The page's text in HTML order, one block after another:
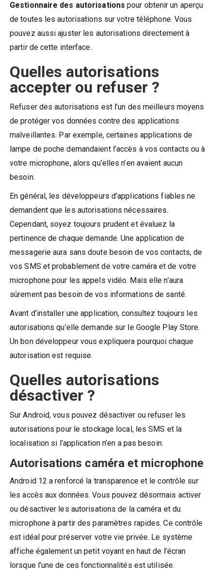
Gestionnaire des autorisations pour obtenir un aperçu
de toutes les autorisations sur votre téléphone. Vous
pouvez aussi ajuster les autorisations directement à
partir de cette interface.
Quelles autorisations
accepter ou refuser ?
Refuser des autorisations est l’un des meilleurs moyens
de protéger vos données contre des applications
malveillantes. Par exemple, certaines applications de
lampe de poche demandaient l’accès à vos contacts ou à
votre microphone, alors qu’elles n’en avaient aucun
besoin.
En général, les développeurs d’applications fiables ne
demandent que les autorisations nécessaires.
Cependant, soyez toujours prudent et évaluez la
pertinence de chaque demande. Une application de
messagerie aura sans doute besoin de vos contacts, de
vos SMS et probablement de votre caméra et de votre
microphone pour les appels vidéo. Mais elle n’aura
sûrement pas besoin de vos informations de santé.
Avant d’installer une application, consultez toujours les
autorisations qu’elle demande sur le Google Play Store.
Un bon développeur vous expliquera pourquoi chaque
autorisation est requise.
Quelles autorisations
désactiver ?
Sur Android, vous pouvez désactiver ou refuser les
autorisations pour le stockage local, les SMS et la
localisation si l’application n’en a pas besoin.
Autorisations caméra et microphone
Android 12 a renforcé la transparence et le contrôle sur
les accès aux données. Vous pouvez désormais activer
ou désactiver les autorisations de la caméra et du
microphone à partir des paramètres rapides. Ce contrôle
est idéal pour préserver votre vie privée. Le système
affiche également un petit voyant en haut de l’écran
lorsque l’une de ces fonctionnalités est utilisée.